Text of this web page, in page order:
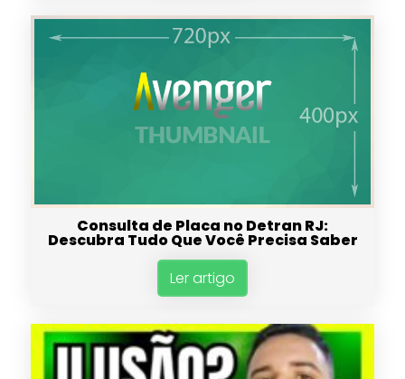
Consulta de Placa no Detran RJ:
Descubra Tudo Que Você Precisa Saber
Ler artigo